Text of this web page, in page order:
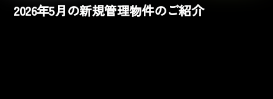
2026年5月の新規管理物件のご紹介